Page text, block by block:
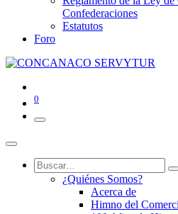
Confederaciones
Estatutos
Foro
0
¿Quiénes Somos?
Acerca de
Himno del